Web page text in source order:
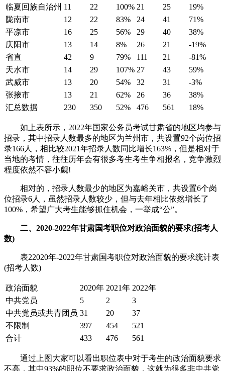
临夏回族自治州 11 22 100% 21 25
19%
陇南市
12 22 83% 24 41
71%
平凉市
16 25 56% 29 40
38%
庆阳市
13 14 8% 26 21
-19%
省直
42 9 79% 111 21
-81%
天水市
14 29 107% 27 43
59%
武威市
13 20 54% 32 31
-3%
张掖市
13 21 62% 26 36
38%
汇总数据
230 350 52% 476 561 18%
如上表所示，2022年国家公务员考试甘肃省的地区均参与
招录，其中招录人数最多的地区为兰州市，共设置92个岗位招
录166人，相比较2021年招录人数同比增长163%，但是相对于
当地的考情，往往历年会有很多考生考生争相报名，竞争激烈
程度依然不容小觑!
相对的，招录人数最少的地区为嘉峪关市，共设置6个岗
位招录6人，虽然招录人数较少，但与去年相比依然增长了
100%，希望广大考生能够抓住机会，一举成“公”。
二、2020-2022年甘肃国考职位对政治面貌的要求(招考人
数)
表22020年-2022年甘肃国考职位对政治面貌的要求统计表
(招考人数)
政治面貌 2020年 2021年 2022年
中共党员
5 2
3
中共党员或共青团员 31 20
37
不限制
397 454
521
合计
433 476 561
通过上图大家可以看出职位表中对于考生的政治面貌要求
不高，其中93%的职位不要求政治面貌，这就为很多非中共党